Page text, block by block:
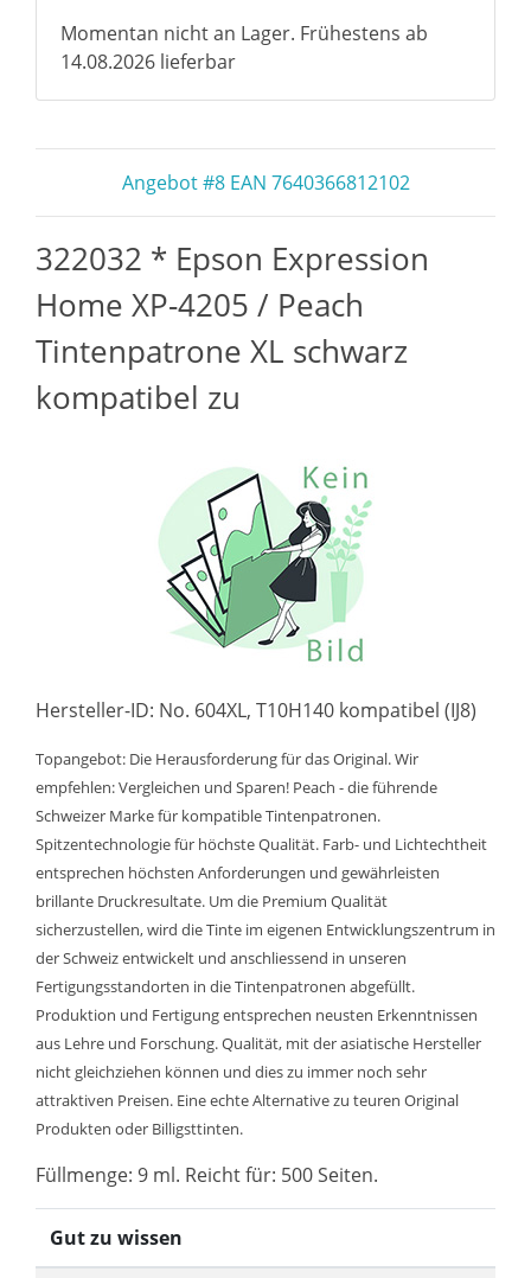
Momentan nicht an Lager. Frühestens ab
14.08.2026 lieferbar
Angebot #8 EAN 7640366812102
322032 * Epson Expression
Home XP-4205 / Peach
Tintenpatrone XL schwarz
kompatibel zu
Hersteller-ID: No. 604XL, T10H140 kompatibel (IJ8)
Topangebot: Die Herausforderung für das Original. Wir
empfehlen: Vergleichen und Sparen! Peach - die führende
Schweizer Marke für kompatible Tintenpatronen.
Spitzentechnologie für höchste Qualität. Farb- und Lichtechtheit
entsprechen höchsten Anforderungen und gewährleisten
brillante Druckresultate. Um die Premium Qualität
sicherzustellen, wird die Tinte im eigenen Entwicklungszentrum in
der Schweiz entwickelt und anschliessend in unseren
Fertigungsstandorten in die Tintenpatronen abgefüllt.
Produktion und Fertigung entsprechen neusten Erkenntnissen
aus Lehre und Forschung. Qualität, mit der asiatische Hersteller
nicht gleichziehen können und dies zu immer noch sehr
attraktiven Preisen. Eine echte Alternative zu teuren Original
Produkten oder Billigsttinten.
Füllmenge: 9 ml. Reicht für: 500 Seiten.
Gut zu wissen